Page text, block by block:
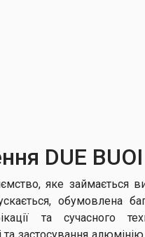
DUE BUOI
яке
обумовлена
та сучасного
та застосування